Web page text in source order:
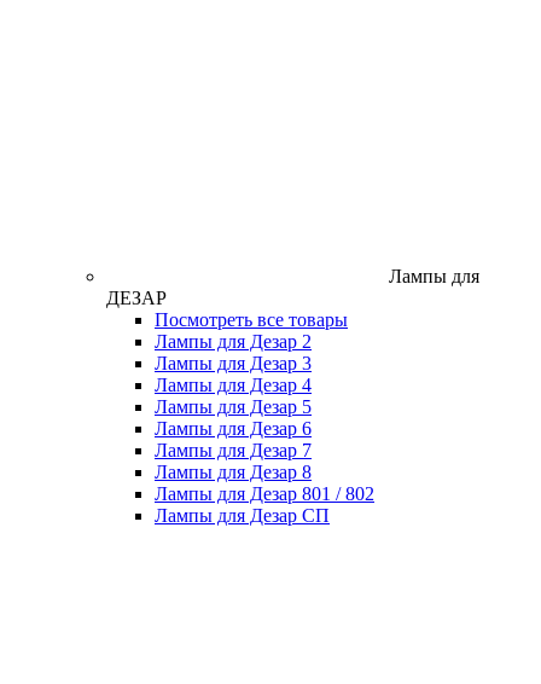
Лампы для
ДЕЗАР
Посмотреть все товары
Лампы для Дезар 2
Лампы для Дезар 3
Лампы для Дезар 4
Лампы для Дезар 5
Лампы для Дезар 6
Лампы для Дезар 7
Лампы для Дезар 8
Лампы для Дезар 801 / 802
Лампы для Дезар СП